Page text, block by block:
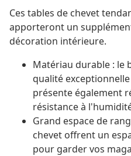
Ces tables de chevet
apporteront un
décoration intérieure.
Matériau durable : le
qualité
présente également
résistance à
Grand espace de
chevet offrent un
pour garder vos